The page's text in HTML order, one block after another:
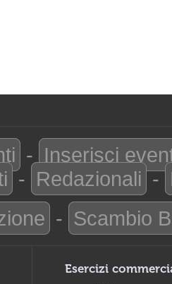
- Inserisci
- Redazionali -
- Scambio
Esercizi